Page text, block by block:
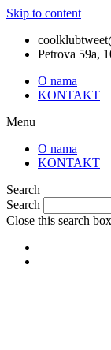
Skip to content
Petrova 59a,
O nama
KONTAKT
Menu
O nama
KONTAKT
Search
Search
Close this search